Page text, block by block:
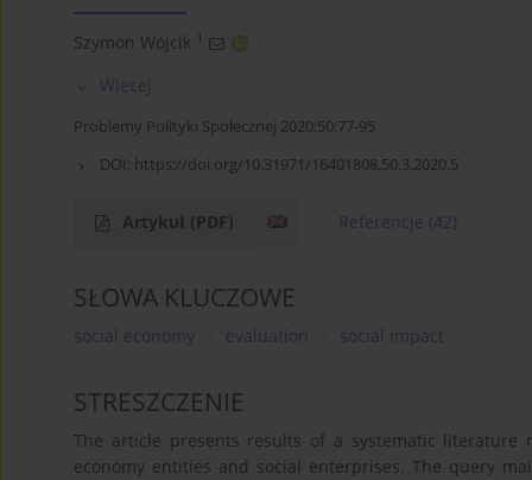
Szymon Wójcik 1
Więcej
Problemy Polityki Społecznej 2020;50:77-95
DOI: https://doi.org/10.31971/16401808.50.3.2020.5
Artykuł (PDF) Referencje (42)
SŁOWA KLUCZOWE
social economy evaluation social impact
STRESZCZENIE
The article presents results of a systematic literature
economy entities and social enterprises. The query